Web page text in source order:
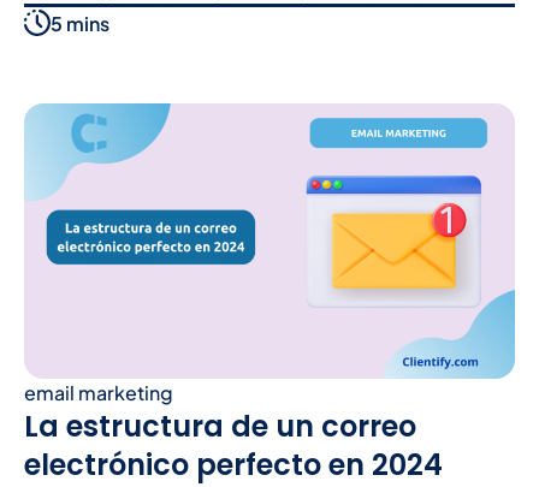
5 mins
email marketing
La estructura de un correo
electrónico perfecto en 2024